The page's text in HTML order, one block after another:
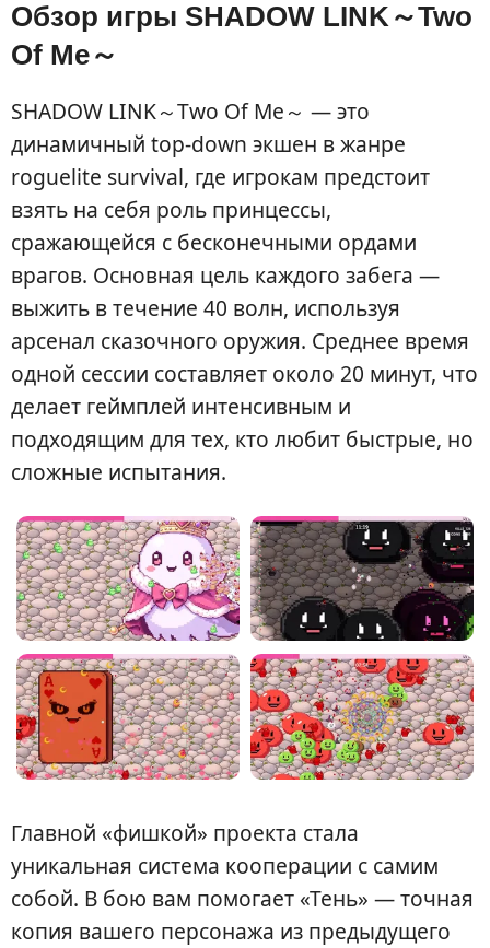
Обзор игры SHADOW LINK～Two
Of Me～
SHADOW LINK～Two Of Me～ — это
динамичный top-down экшен в жанре
roguelite survival, где игрокам предстоит
взять на себя роль принцессы,
сражающейся с бесконечными ордами
врагов. Основная цель каждого забега —
выжить в течение 40 волн, используя
арсенал сказочного оружия. Среднее время
одной сессии составляет около 20 минут, что
делает геймплей интенсивным и
подходящим для тех, кто любит быстрые, но
сложные испытания.
Главной «фишкой» проекта стала
уникальная система кооперации с самим
собой. В бою вам помогает «Тень» — точная
копия вашего персонажа из предыдущего